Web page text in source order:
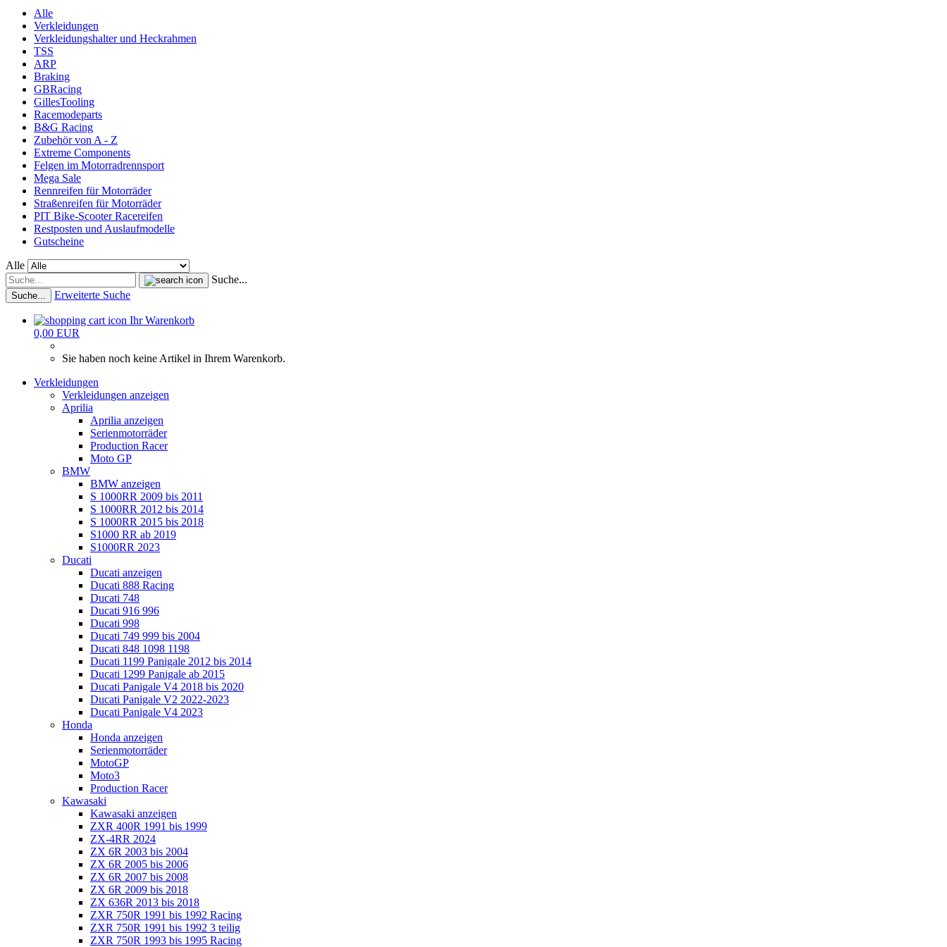
Alle
Verkleidungen
Verkleidungshalter und Heckrahmen
TSS
ARP
Braking
GBRacing
GillesTooling
Racemodeparts
B&G Racing
Zubehör von A - Z
Extreme Components
Felgen im Motorradrennsport
Mega Sale
Rennreifen für Motorräder
Straßenreifen für Motorräder
PIT Bike-Scooter Racereifen
Restposten und Auslaufmodelle
Gutscheine
Alle
Suche...
Suche... Erweiterte Suche
Ihr Warenkorb
0,00 EUR
Sie haben noch keine Artikel in Ihrem Warenkorb.
Verkleidungen
Verkleidungen anzeigen
Aprilia
Aprilia anzeigen
Serienmotorräder
Production Racer
Moto GP
BMW
BMW anzeigen
S 1000RR 2009 bis 2011
S 1000RR 2012 bis 2014
S 1000RR 2015 bis 2018
S1000 RR ab 2019
S1000RR 2023
Ducati
Ducati anzeigen
Ducati 888 Racing
Ducati 748
Ducati 916 996
Ducati 998
Ducati 749 999 bis 2004
Ducati 848 1098 1198
Ducati 1199 Panigale 2012 bis 2014
Ducati 1299 Panigale ab 2015
Ducati Panigale V4 2018 bis 2020
Ducati Panigale V2 2022-2023
Ducati Panigale V4 2023
Honda
Honda anzeigen
Serienmotorräder
MotoGP
Moto3
Production Racer
Kawasaki
Kawasaki anzeigen
ZXR 400R 1991 bis 1999
ZX-4RR 2024
ZX 6R 2003 bis 2004
ZX 6R 2005 bis 2006
ZX 6R 2007 bis 2008
ZX 6R 2009 bis 2018
ZX 636R 2013 bis 2018
ZXR 750R 1991 bis 1992 Racing
ZXR 750R 1991 bis 1992 3 teilig
ZXR 750R 1993 bis 1995 Racing